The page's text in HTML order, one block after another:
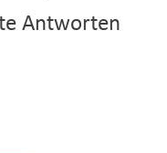
Antworten